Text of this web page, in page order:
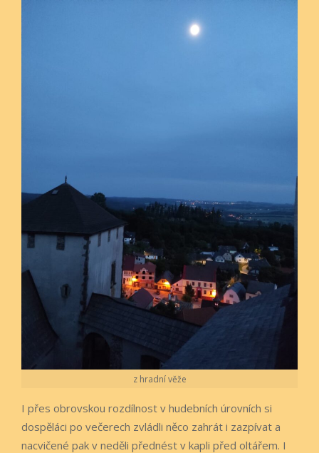
z hradní věže
I přes obrovskou rozdílnost v hudebních úrovních si
dospěláci po večerech zvládli něco zahrát i zazpívat a
nacvičené pak v neděli přednést v kapli před oltářem. I